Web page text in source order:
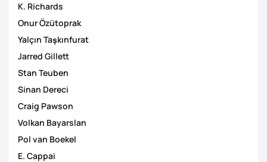
K. Richards
Onur Özütoprak
Yalçın Taşkınfurat
Jarred Gillett
Stan Teuben
Sinan Dereci
Craig Pawson
Volkan Bayarslan
Pol van Boekel
E. Cappai